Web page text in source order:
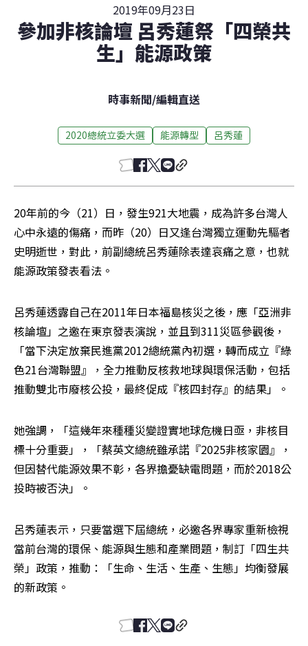
2019年09月23日
參加非核論壇 呂秀蓮祭「四榮共
生」能源政策
時事新聞/編輯直送
2020總統立委大選 能源轉型 呂秀蓮
20年前的今（21）日，發生921大地震，成為許多台灣人
心中永遠的傷痛，而昨（20）日又逢台灣獨立運動先驅者
史明逝世，對此，前副總統呂秀蓮除表達哀痛之意，也就
能源政策發表看法。
呂秀蓮透露自己在2011年日本福島核災之後，應「亞洲非
核論壇」之邀在東京發表演說，並且到311災區參觀後，
「當下決定放棄民進黨2012總統黨內初選，轉而成立『綠
色21台灣聯盟』，全力推動反核救地球與環保活動，包括
推動雙北市廢核公投，最終促成『核四封存』的結果」。
她強調，「這幾年來種種災變證實地球危機日亟，非核目
標十分重要」，「蔡英文總統雖承諾『2025非核家園』，
但因替代能源效果不彰，各界擔憂缺電問題，而於2018公
投時被否決」。
呂秀蓮表示，只要當選下屆總統，必邀各界專家重新檢視
當前台灣的環保、能源與生態和產業問題，制訂「四生共
榮」政策，推動：「生命、生活、生產、生態」均衡發展
的新政策。